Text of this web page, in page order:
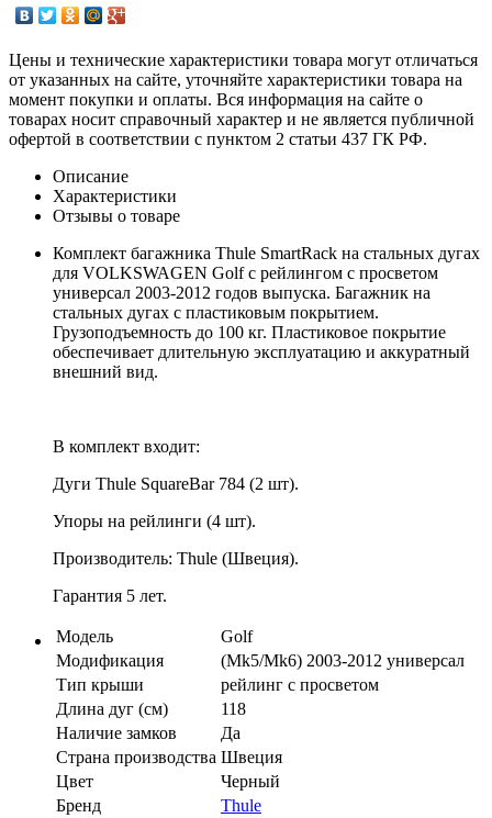
Цены и технические характеристики товара могут отличаться
от указанных на сайте, уточняйте характеристики товара на
момент покупки и оплаты. Вся информация на сайте о
товарах носит справочный характер и не является публичной
офертой в соответствии с пунктом 2 статьи 437 ГК РФ.
Описание
Характеристики
Отзывы о товаре
Комплект багажника Thule SmartRack на стальных дугах
для VOLKSWAGEN Golf с рейлингом с просветом
универсал 2003-2012 годов выпуска. Багажник на
стальных дугах с пластиковым покрытием.
Грузоподъемность до 100 кг. Пластиковое покрытие
обеспечивает длительную эксплуатацию и аккуратный
внешний вид.
В комплект входит:
Дуги Thule SquareBar 784 (2 шт).
Упоры на рейлинги (4 шт).
Производитель: Thule (Швеция).
Гарантия 5 лет.
Модель
Golf
Модификация
(Mk5/Mk6) 2003-2012 универсал
Тип крыши
рейлинг с просветом
Длина дуг (см)
118
Наличие замков
Да
Страна производства Швеция
Цвет
Черный
Бренд
Thule